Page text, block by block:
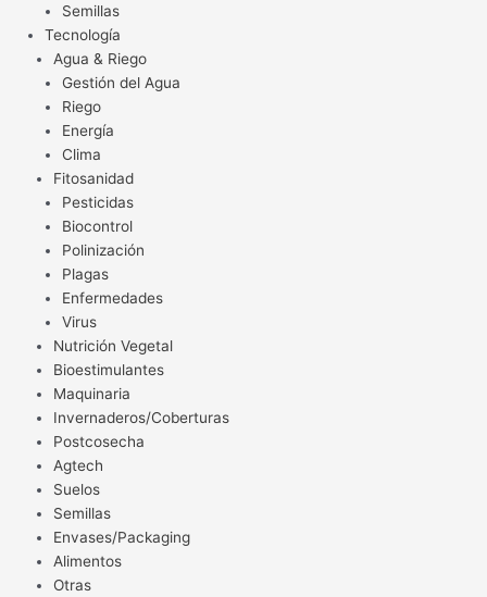
Semillas
Tecnología
Agua & Riego
Gestión del Agua
Riego
Energía
Clima
Fitosanidad
Pesticidas
Biocontrol
Polinización
Plagas
Enfermedades
Virus
Nutrición Vegetal
Bioestimulantes
Maquinaria
Invernaderos/Coberturas
Postcosecha
Agtech
Suelos
Semillas
Envases/Packaging
Alimentos
Otras